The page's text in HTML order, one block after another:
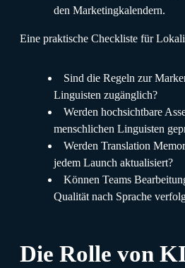
den Marketingkalendern.
Eine praktische Checkliste für
Sind die Regeln zur
Linguisten zugänglich?
Werden hochsichtbare
menschlichen Linguisten
Werden Translation
jedem Launch aktualisiert?
Können Teams
Qualität nach Sprache
Die Rolle von